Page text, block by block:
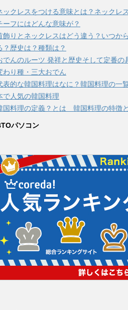
ックレスをつける意味とは？ネックレ
ーフにはどんな意味が？
飾りとネックレスはどう違う？いつか
？歴史は？種類は？
でんのルーツ 発祥と歴史そして定番の
わり種・三大おでん
表的な韓国料理はなに？韓国料理の一
で人気の韓国料理
国料理の定義？とは 韓国料理の特徴
パソコン